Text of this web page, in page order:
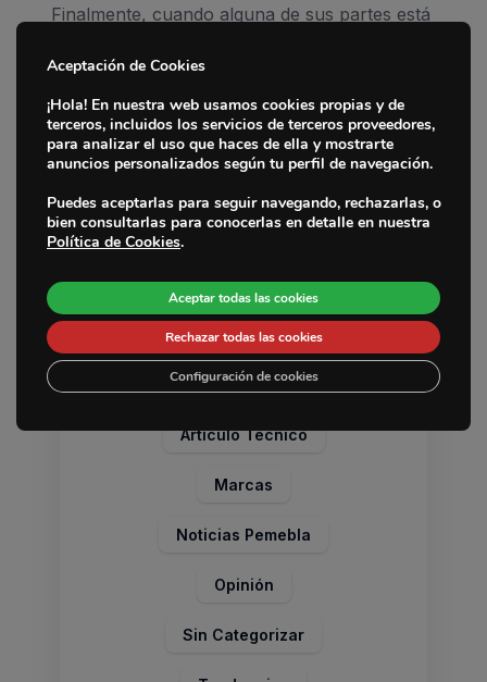
Marcas
Fabricantes
Sedes
Noticias
Contacto
Finalmente, cuando alguna de sus partes está
síntoma de que no está bien alineada. En esos
una nueva que ofrezca todas las garantías,
como es el caso de las que componen
elcatálogo de Japanpartsy que PEMEBLA
señalar que contamos con 193 artículos que
cubren la gama europea y asiática de kit de
distribución, además de las
servicio y correas poly v, en las que también
cubrimos la gama europea.
Categorías
Artículo Técnico
Marcas
Noticias Pemebla
Opinión
Sin Categorizar
Aceptación de Cookies
¡Hola! En nuestra web usamos cookies propias y de
terceros, incluidos los servicios de terceros proveedores,
para analizar el uso que haces de ella y mostrarte
anuncios personalizados según tu perfil de navegación.
Puedes aceptarlas para seguir navegando, rechazarlas, o
bien consultarlas para conocerlas en detalle en nuestra
Política de Cookies.
Aceptar todas las cookies
Rechazar todas las cookies
Configuración de cookies